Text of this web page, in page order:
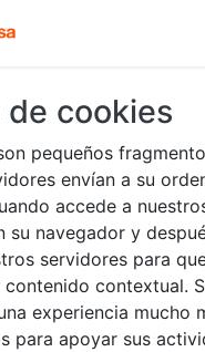
de cookies
pequeños
envían a su
accede a
su navegador y
servidores para
contextual.
experiencia mucho
para apoyar sus